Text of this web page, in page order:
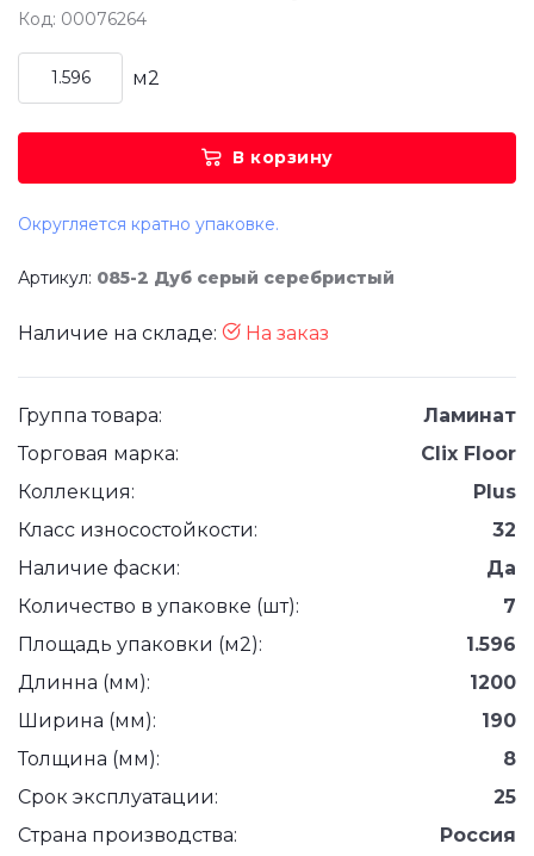
Код: 00076264
м2
В корзину
Округляется кратно упаковке.
Артикул: 085-2 Дуб серый серебристый
Наличие на складе: На заказ
Группа товара:
Ламинат
Торговая марка:
Clix Floor
Коллекция:
Plus
Класс износостойкости:
32
Наличие фаски:
Да
Количество в упаковке (шт):
7
Площадь упаковки (м2):
1.596
Длинна (мм):
1200
Ширина (мм):
190
Толщина (мм):
8
Срок эксплуатации:
25
Страна производства:
Россия